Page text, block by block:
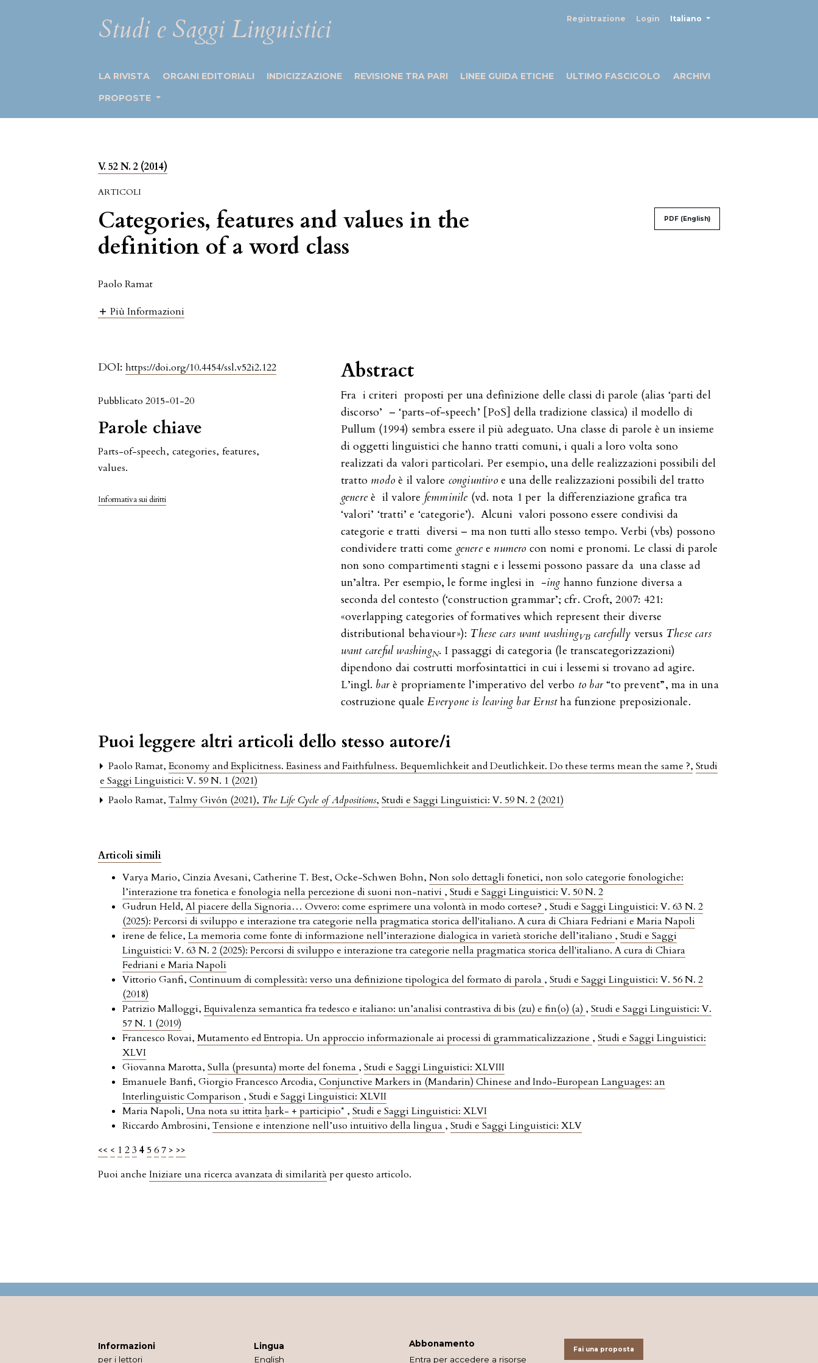
Studi e Saggi Linguistici Registrazione Login Italiano
LA RIVISTA ORGANI EDITORIALI INDICIZZAZIONE REVISIONE TRA PARI LINEE GUIDA ETICHE ULTIMO FASCICOLO
ARCHIVI
PROPOSTE
V. 52 N. 2 (2014)
ARTICOLI
Categories, features and values in the
definition of a word class
PDF (English)
Paolo Ramat
Più Informazioni
DOI:https://doi.org/10.4454/ssl.v52i2.122
Pubblicato 2015-01-20
Parole chiave
Parts-of-speech, categories, features,
values.
Informativa sui diritti
Abstract
Fra i criteri proposti per una definizione delle classi di parole (alias ‘parti del
discorso’ – ‘parts-of-speech’ [PoS] della tradizione classica) il modello di
Pullum (1994) sembra essere il più adeguato. Una classe di parole è un insieme
di oggetti linguistici che hanno tratti comuni, i quali a loro volta sono
realizzati da valori particolari. Per esempio, una delle realizzazioni possibili del
tratto modo è il valore congiuntivoe una delle realizzazioni possibili del tratto
genere è il valore femminile (vd. nota 1 per la differenziazione grafica tra
‘valori’ ‘tratti’ e ‘categorie’). Alcuni valori possono essere condivisi da
categorie e tratti diversi – ma non tutti allo stesso tempo. Verbi (vbs) possono
condividere tratti come generee numero con nomi e pronomi. Le classi di parole
non sono compartimenti stagni e i lessemi possono passare da una classe ad
un’altra. Per esempio, le forme inglesi in -ing hanno funzione diversa a
seconda del contesto (‘construction grammar’; cfr. Croft, 2007: 421:
«overlapping categories of formatives which represent their diverse
distributional behaviour»): These cars want washingVB carefully versus These cars
want careful washingN. I passaggi di categoria (le transcategorizzazioni)
dipendono dai costrutti morfosintattici in cui i lessemi si trovano ad agire.
L’ingl. barè propriamente l’imperativo del verbo to bar“to prevent”, ma in una
costruzione qualeEveryone is leaving bar Ernstha funzione preposizionale.
Puoi leggere altri articoli dello stesso autore/i
Paolo Ramat,Economy and Explicitness. Easiness and Faithfulness. Bequemlichkeit and Deutlichkeit. Do these terms mean the same ?,Studi
e Saggi Linguistici: V. 59 N. 1 (2021)
Paolo Ramat,Talmy Givón (2021), The Life Cycle of Adpositions,Studi e Saggi Linguistici: V. 59 N. 2 (2021)
Articoli simili
Varya Mario, Cinzia Avesani, Catherine T. Best, Ocke-Schwen Bohn,Non solo dettagli fonetici, non solo categorie fonologiche:
l’interazione tra fonetica e fonologia nella percezione di suoni non-nativi ,Studi e Saggi Linguistici: V. 50 N. 2
Gudrun Held,Al piacere della Signoria… Ovvero: come esprimere una volontà in modo cortese? ,Studi e Saggi Linguistici: V. 63 N. 2
(2025): Percorsi di sviluppo e interazione tra categorie nella pragmatica storica dell'italiano. A cura di Chiara Fedriani e Maria Napoli
irene de felice,La memoria come fonte di informazione nell’interazione dialogica in varietà storiche dell’italiano ,Studi e Saggi
Linguistici: V. 63 N. 2 (2025): Percorsi di sviluppo e interazione tra categorie nella pragmatica storica dell'italiano. A cura di Chiara
Fedriani e Maria Napoli
Vittorio Ganfi,Continuum di complessità: verso una definizione tipologica del formato di parola ,Studi e Saggi Linguistici: V. 56 N. 2
(2018)
Patrizio Malloggi,Equivalenza semantica fra tedesco e italiano: un’analisi contrastiva di bis (zu) e fin(o) (a) ,Studi e Saggi Linguistici: V.
57 N. 1 (2019)
Francesco Rovai,Mutamento ed Entropia. Un approccio informazionale ai processi di grammaticalizzazione ,Studi e Saggi Linguistici:
XLVI
Giovanna Marotta,Sulla (presunta) morte del fonema ,Studi e Saggi Linguistici: XLVIII
Emanuele Banfi, Giorgio Francesco Arcodia,Conjunctive Markers in (Mandarin) Chinese and Indo-European Languages: an
Interlinguistic Comparison ,Studi e Saggi Linguistici: XLVII
Maria Napoli,Una nota su ittita ḫark- + participio* ,Studi e Saggi Linguistici: XLVI
Riccardo Ambrosini,Tensione e intenzione nell’uso intuitivo della lingua ,Studi e Saggi Linguistici: XLV
<< < 1 23 4 5 67 > >>
Puoi ancheIniziare una ricerca avanzata di similarità per questo articolo.
Informazioni
per i lettori
Lingua
English
Abbonamento
Entra per accedere a risorse
Fai una proposta